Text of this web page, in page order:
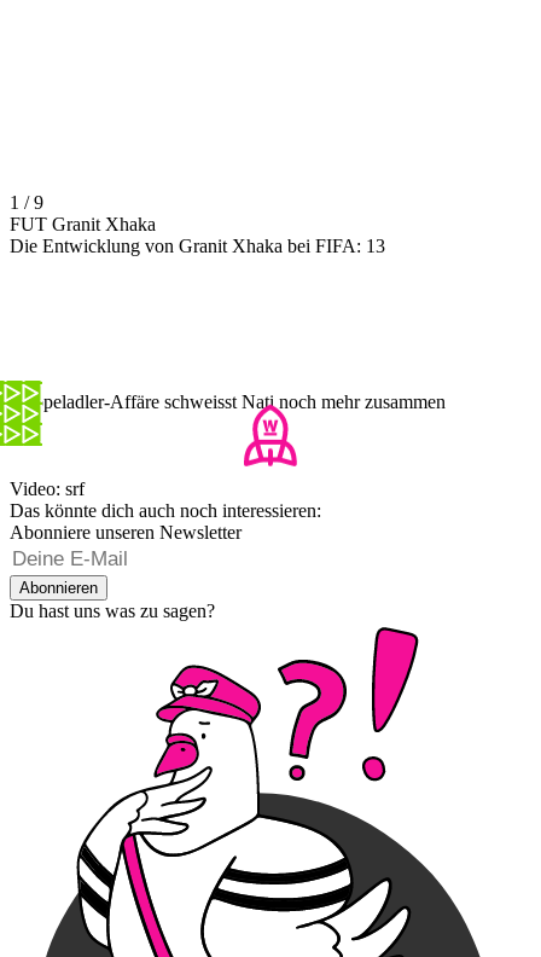
1 / 9
FUT Granit Xhaka
Die Entwicklung von Granit Xhaka bei FIFA: 13
Doppeladler-Affäre schweisst Nati noch mehr zusammen
Video: srf
Das könnte dich auch noch interessieren:
Abonniere unseren Newsletter
Abonnieren
Du hast uns was zu sagen?